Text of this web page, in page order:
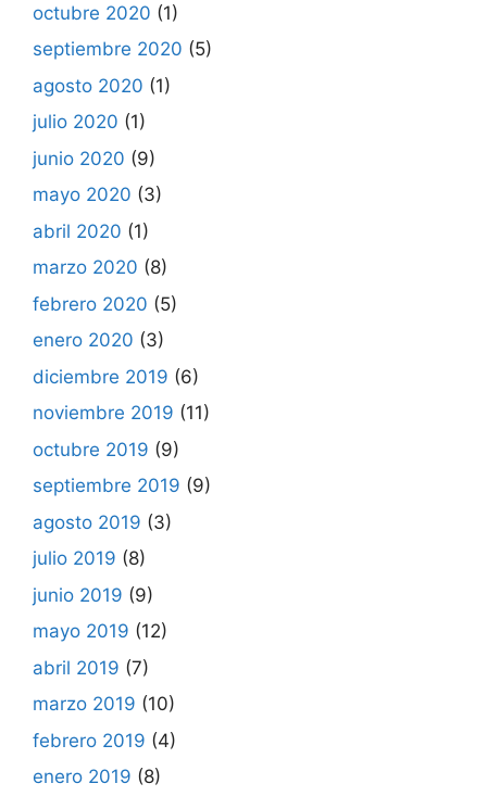
octubre 2020 (1)
septiembre 2020 (5)
agosto 2020 (1)
julio 2020 (1)
junio 2020 (9)
mayo 2020 (3)
abril 2020 (1)
marzo 2020 (8)
febrero 2020 (5)
enero 2020 (3)
diciembre 2019 (6)
noviembre 2019 (11)
octubre 2019 (9)
septiembre 2019 (9)
agosto 2019 (3)
julio 2019 (8)
junio 2019 (9)
mayo 2019 (12)
abril 2019 (7)
marzo 2019 (10)
febrero 2019 (4)
enero 2019 (8)